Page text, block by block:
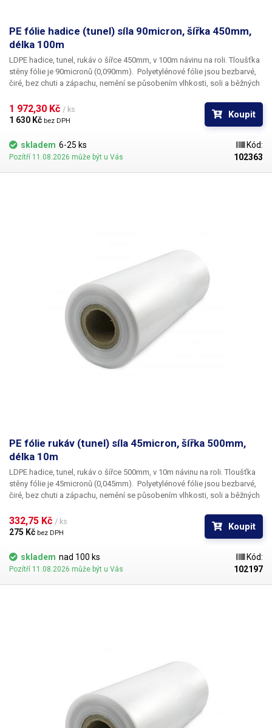
PE fólie hadice (tunel) síla 90micron, šířka 450mm,
délka 100m
LDPE hadice, tunel, rukáv o šířce 450mm, v 100m návinu na roli. Tloušťka
stěny fólie je 90micronů (0,090mm). ​Polyetylénové fólie jsou bezbarvé,
čiré, bez chuti a zápachu, nemění se působením vlhkosti, soli a běžných
odolné proti mrazu a vlhkosti. Fólie je vhodná pro výrobu pytlů, sáčků a
obalů jakéhokoliv zboží. PE fólie jsou zdravotně nezávadné, 100%
recyklovatelné a jsou vhodné i pro balení potravin (certifikát k
dispozici). Jako obalový prostředek splňují požadavky zákona č.
477/2001 Sb. (zákon o obalech). Ideální pro svařování všemi impulsními
svářečkami z naší nabídky. Cena je za roli 100 metrů. Materiál: LD-PE
(Low Density Polyethylen) Tloušťka materiálu: 90micron (0,090mm)*2
1 972,30 Kč / ks
1 630 Kč bez DPH
Koupit
skladem 6-25 ks
Pozítří 11.08.2026 může být u Vás
Kód:
102363
PE fólie rukáv (tunel) síla 45micron, šířka 500mm,
délka 10m
LDPE hadice, tunel, rukáv o šířce 500mm, v 10m návinu na roli. Tloušťka
stěny fólie je 45micronů (0,045mm). ​Polyetylénové fólie jsou bezbarvé,
čiré, bez chuti a zápachu, nemění se působením vlhkosti, soli a běžných
odolné proti mrazu a vlhkosti. Fólie je vhodná pro výrobu pytlů, sáčků a
obalů jakéhokoliv zboží. PE fólie jsou zdravotně nezávadné, 100%
recyklovatelné a jsou vhodné i pro balení potravin (certifikát k
dispozici). Jako obalový prostředek splňují požadavky zákona č.
477/2001 Sb. (zákon o obalech). Ideální pro svařování všemi impulsními
svářečkami z naší nabídky. Cena je za roli 10 metrů. Materiál: LD-PE (Low
Density Polyethylen) Tloušťka materiálu: 45micron (0,045mm)*2 Šířka:
332,75 Kč / ks
275 Kč bez DPH
Koupit
skladem nad 100 ks
Pozítří 11.08.2026 může být u Vás
Kód:
102197